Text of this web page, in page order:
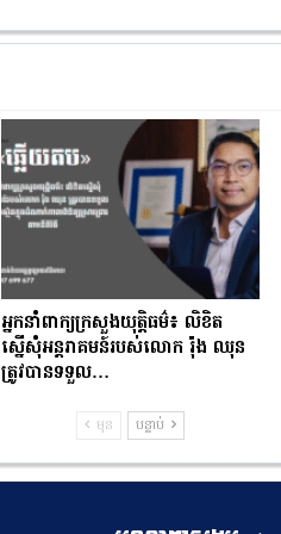
អ្នកនាំពាក្យក្រសួងយុត្តិធម៌៖ លិខិត
ស្នើសុំអន្តរាគមន៍របស់លោក រ៉ុង ឈុន
ត្រូវបានទទួល…
មុន បន្ទាប់